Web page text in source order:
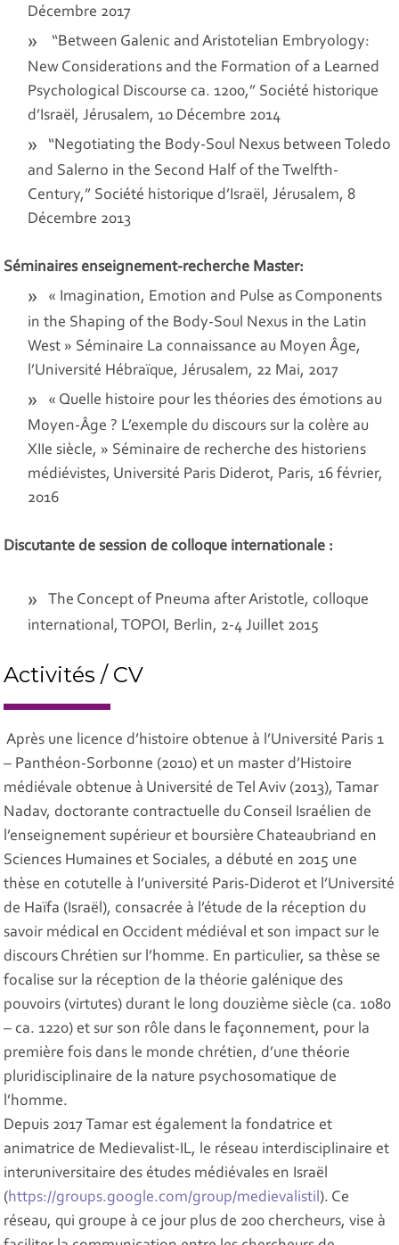
Décembre 2017
“Between Galenic and Aristotelian Embryology:
New Considerations and the Formation of a Learned
Psychological Discourse ca. 1200,” Société historique
d’Israël, Jérusalem, 10 Décembre 2014
“Negotiating the Body-Soul Nexus between Toledo
and Salerno in the Second Half of the Twelfth-
Century,” Société historique d’Israël, Jérusalem, 8
Décembre 2013
Séminaires enseignement-recherche Master:
« Imagination, Emotion and Pulse as Components
in the Shaping of the Body-Soul Nexus in the Latin
West » Séminaire La connaissance au Moyen Âge,
l’Université Hébraïque, Jérusalem, 22 Mai, 2017
« Quelle histoire pour les théories des émotions au
Moyen-Âge ? L’exemple du discours sur la colère au
XIIe siècle, » Séminaire de recherche des historiens
médiévistes, Université Paris Diderot, Paris, 16 février,
2016
Discutante de session de colloque internationale :
The Concept of Pneuma after Aristotle, colloque
international, TOPOI, Berlin, 2-4 Juillet 2015
Activités / CV
Après une licence d’histoire obtenue à l’Université Paris 1
– Panthéon-Sorbonne (2010) et un master d’Histoire
médiévale obtenue à Université de Tel Aviv (2013), Tamar
Nadav, doctorante contractuelle du Conseil Israélien de
l’enseignement supérieur et boursière Chateaubriand en
Sciences Humaines et Sociales, a débuté en 2015 une
thèse en cotutelle à l’université Paris-Diderot et l’Université
de Haïfa (Israël), consacrée à l’étude de la réception du
savoir médical en Occident médiéval et son impact sur le
discours Chrétien sur l’homme. En particulier, sa thèse se
focalise sur la réception de la théorie galénique des
pouvoirs (virtutes) durant le long douzième siècle (ca. 1080
– ca. 1220) et sur son rôle dans le façonnement, pour la
première fois dans le monde chrétien, d’une théorie
pluridisciplinaire de la nature psychosomatique de
l’homme.
Depuis 2017 Tamar est également la fondatrice et
animatrice de Medievalist-IL, le réseau interdisciplinaire et
interuniversitaire des études médiévales en Israël
(https://groups.google.com/group/medievalistil). Ce
réseau, qui groupe à ce jour plus de 200 chercheurs, vise à